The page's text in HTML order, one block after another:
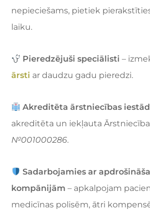
nepieciešams, pietiek
laiku.
Pieredzējuši speciālisti –
ārsti ar daudzu gadu pieredzi.
Akreditēta ārstniecības
akreditēta un iekļauta
№001000286.
Sadarbojamies ar
kompānijām – apkalpojam
medicīnas polisēm, ātri